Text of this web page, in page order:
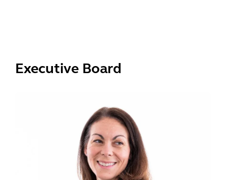
Executive Board